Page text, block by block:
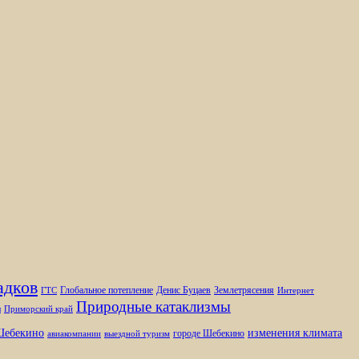
ГТС Глобальное потепление Денис Буцаев Землетрясения Интернет
Приморский край Природные катаклизмы
авиакомпании выездной туризм городе Шебекино изменения климата